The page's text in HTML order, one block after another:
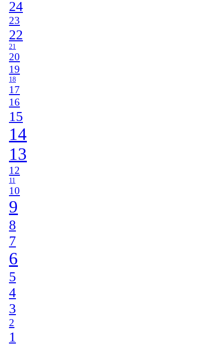
24
23
22
21
20
19
18
17
16
15
14
13
12
11
10
9
8
7
6
5
4
3
2
1